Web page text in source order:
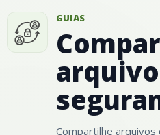
Preços GUIAS
Compartilhe